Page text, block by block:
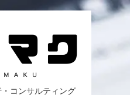
コンサルティング